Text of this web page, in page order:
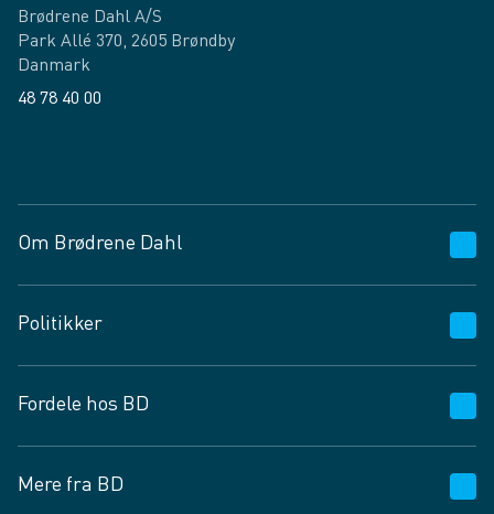
Brødrene Dahl A/S
Park Allé 370, 2605 Brøndby
Danmark
48 78 40 00
Om Brødrene Dahl
Vagttelefon 30 10 89 89
Spørgsmål og svar
Job og karriere
Fødevarekontrolrapport
Politikker
Privatlivspolitik
Cookies
Vilkår og betingelser
Fordele hos BD
BD app
Mere fra BD